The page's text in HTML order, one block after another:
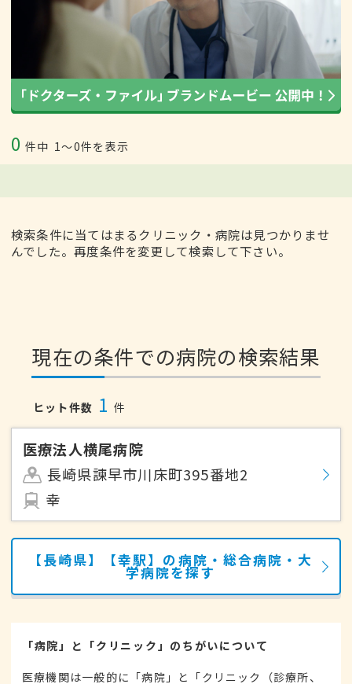
0 件中 1〜0件を表示
検索条件に当てはまるクリニック・病院は見つかりませ
んでした。再度条件を変更して検索して下さい。
現在の条件での病院の検索結果
ヒット件数 1 件
医療法人横尾病院
長崎県諫早市川床町395番地2
幸
【長崎県】【幸駅】の病院・総合病院・大
学病院を探す
「病院」と「クリニック」のちがいについて
医療機関は一般的に「病院」と「クリニック（診療所、